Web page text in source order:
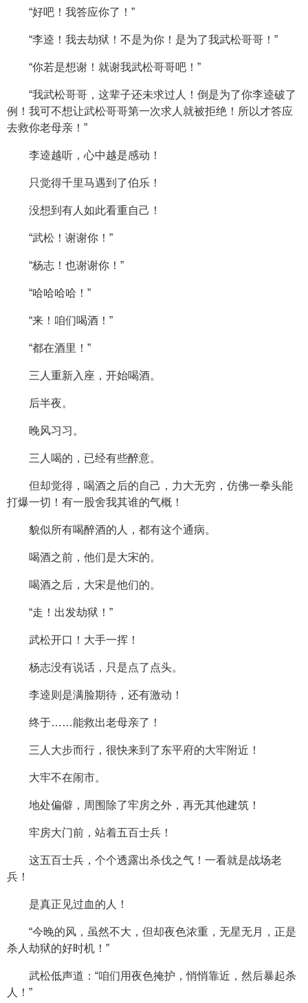
“好吧！我答应你了！”
“李逵！我去劫狱！不是为你！是为了我武松哥哥！”
“你若是想谢！就谢我武松哥哥吧！”
“我武松哥哥，这辈子还未求过人！倒是为了你李逵破了
例！我可不想让武松哥哥第一次求人就被拒绝！所以才答应
去救你老母亲！”
李逵越听，心中越是感动！
只觉得千里马遇到了伯乐！
没想到有人如此看重自己！
“武松！谢谢你！”
“杨志！也谢谢你！”
“哈哈哈哈！”
“来！咱们喝酒！”
“都在酒里！”
三人重新入座，开始喝酒。
后半夜。
晚风习习。
三人喝的，已经有些醉意。
但却觉得，喝酒之后的自己，力大无穷，仿佛一拳头能
打爆一切！有一股舍我其谁的气概！
貌似所有喝醉酒的人，都有这个通病。
喝酒之前，他们是大宋的。
喝酒之后，大宋是他们的。
“走！出发劫狱！”
武松开口！大手一挥！
杨志没有说话，只是点了点头。
李逵则是满脸期待，还有激动！
终于……能救出老母亲了！
三人大步而行，很快来到了东平府的大牢附近！
大牢不在闹市。
地处偏僻，周围除了牢房之外，再无其他建筑！
牢房大门前，站着五百士兵！
这五百士兵，个个透露出杀伐之气！一看就是战场老
兵！
是真正见过血的人！
“今晚的风，虽然不大，但却夜色浓重，无星无月，正是
杀人劫狱的好时机！”
武松低声道：“咱们用夜色掩护，悄悄靠近，然后暴起杀
人！”